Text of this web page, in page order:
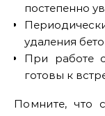
постепенно
удаления
При работе
готовы к
Помните, что